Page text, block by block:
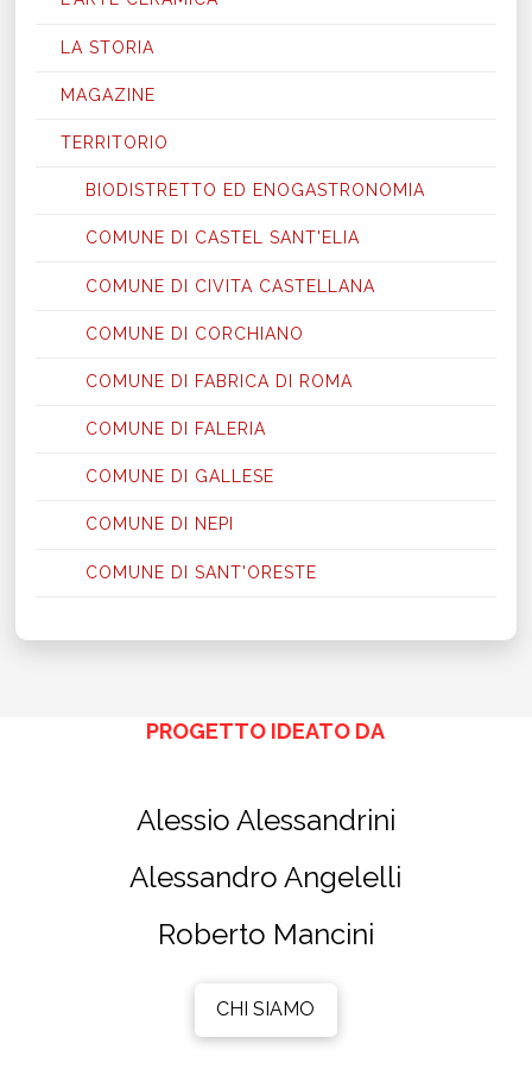
LA STORIA
MAGAZINE
TERRITORIO
BIODISTRETTO ED ENOGASTRONOMIA
COMUNE DI CASTEL SANT'ELIA
COMUNE DI CIVITA CASTELLANA
COMUNE DI CORCHIANO
COMUNE DI FABRICA DI ROMA
COMUNE DI FALERIA
COMUNE DI GALLESE
COMUNE DI NEPI
COMUNE DI SANT'ORESTE
PROGETTO IDEATO DA
Alessio Alessandrini
Alessandro Angelelli
Roberto Mancini
CHI SIAMO